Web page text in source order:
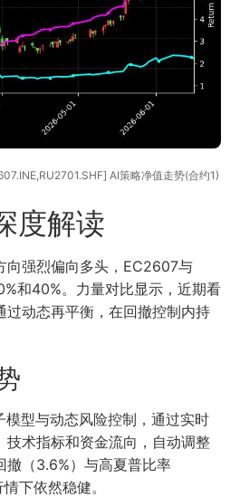
AI策略净值走势(合约1)
度解读
向强烈偏向多头，EC2607与
和40%。力量对比显示，近期看
过动态再平衡，在回撤控制内持
型与动态风险控制，通过实时
技术指标和资金流向，自动调整
撤（3.6%）与高夏普比率
下依然稳健。